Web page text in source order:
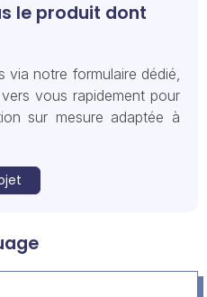
le produit dont
via notre formulaire dédié,
vous rapidement pour
sur mesure adaptée à